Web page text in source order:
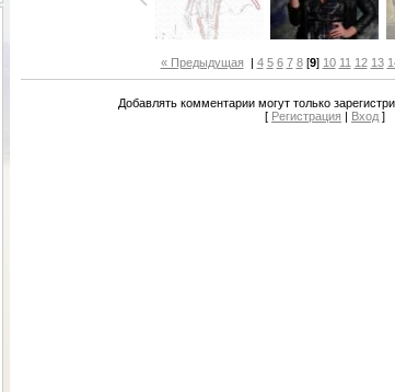
« Предыдущая 4 5 6 7 8[9] 10 11 12 13
Добавлять комментарии могут только
[ Регистрация | Вход ]